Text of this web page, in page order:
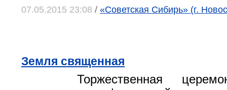
07.05.2015 23:08 / «Советская Сибирь» (г.
Земля священная
Торжественная